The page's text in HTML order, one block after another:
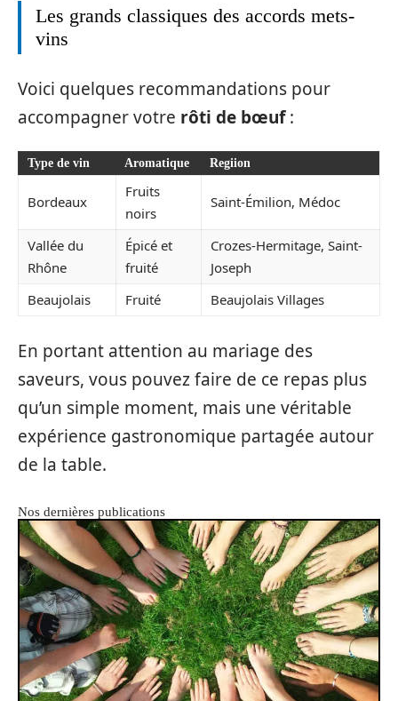
Les grands classiques des accords mets-
vins
Voici quelques recommandations pour
accompagner votre rôti de bœuf:
Type de vin Aromatique Regiion
Bordeaux
Fruits
noirs
Saint-Émilion, Médoc
Vallée du
Rhône
Épicé et
fruité
Crozes-Hermitage, Saint-
Joseph
Beaujolais
Fruité Beaujolais Villages
En portant attention au mariage des
saveurs, vous pouvez faire de ce repas plus
qu’un simple moment, mais une véritable
expérience gastronomique partagée autour
de la table.
Nos dernières publications